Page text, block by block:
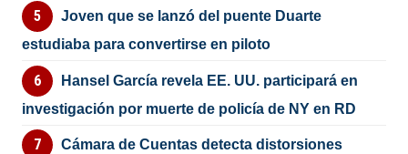
Joven que se lanzó del puente Duarte
estudiaba para convertirse en piloto
Hansel García revela EE. UU. participará en
investigación por muerte de policía de NY en RD
Cámara de Cuentas detecta distorsiones